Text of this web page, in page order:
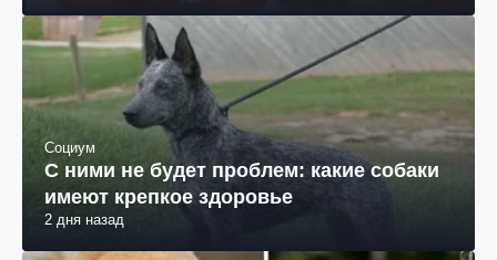
Социум
С ними не будет проблем: какие собаки
имеют крепкое здоровье
2 дня назад